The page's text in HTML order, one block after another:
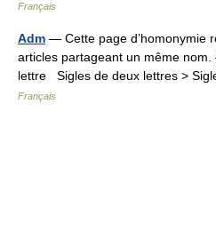
Français
Adm — Cette page d’homonymie
articles partageant un même
lettre Sigles de deux lettres >
Français